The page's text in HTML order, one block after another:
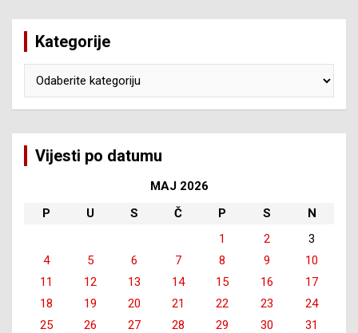
Kategorije
Vijesti po datumu
MAJ 2026
P
U S Č P S
N
1
2
3
4
5 6 7 8 9
10
11
12 13 14 15 16
17
18
19 20 21 22 23
24
25
26 27 28 29 30
31